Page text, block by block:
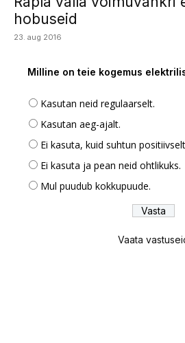
hobuseid
23. aug 2016
Milline on teie kogemus
Kasutan neid regulaarselt.
Kasutan aeg-ajalt.
Ei kasuta, kuid suhtun
Ei kasuta ja pean neid ohtlikuks.
Mul puudub kokkupuude.
Vaata